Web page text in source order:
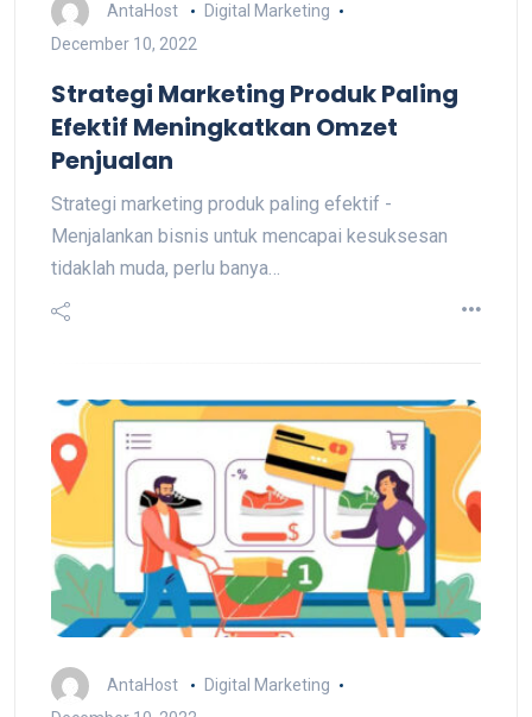
AntaHost
Digital Marketing
December 10, 2022
Strategi Marketing Produk Paling
Efektif Meningkatkan Omzet
Penjualan
Strategi marketing produk paling efektif -
Menjalankan bisnis untuk mencapai kesuksesan
tidaklah muda, perlu banya…
AntaHost
Digital Marketing